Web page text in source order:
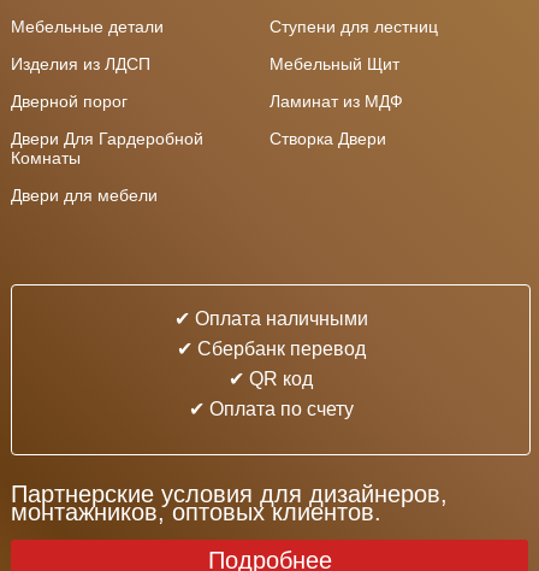
Мебельные детали
Ступени для лестниц
Изделия из ЛДСП
Мебельный Щит
Дверной порог
Ламинат из МДФ
Двери Для Гардеробной
Комнаты
Створка Двери
Двери для мебели
✔ Оплата наличными
✔ Cбербанк перевод
✔ QR код
✔ Оплата по счету
Партнерские условия для дизайнеров,
монтажников, оптовых клиентов.
Подробнее